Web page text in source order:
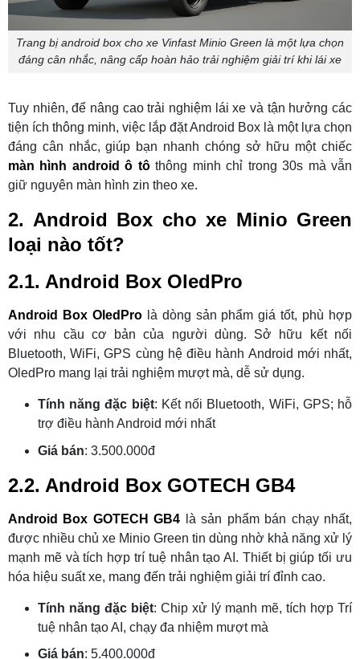
Trang bị android box cho xe Vinfast Minio Green là một lựa chọn
đáng cân nhắc, nâng cấp hoàn hảo trải nghiệm giải trí khi lái xe
Tuy nhiên, để nâng cao trải nghiệm lái xe và tận hưởng các
tiện ích thông minh, việc lắp đặt Android Box là một lựa chọn
đáng cân nhắc, giúp bạn nhanh chóng sở hữu một chiếc
màn hình android ô tôthông minh chỉ trong 30s mà vẫn
giữ nguyên màn hình zin theo xe.
2. Android Box cho xe Minio Green
loại nào tốt?
2.1. Android Box OledPro
Android Box OledProlà dòng sản phẩm giá tốt, phù hợp
với nhu cầu cơ bản của người dùng. Sở hữu kết nối
Bluetooth, WiFi, GPS cùng hệ điều hành Android mới nhất,
OledPro mang lại trải nghiệm mượt mà, dễ sử dụng.
Tính năng đặc biệt: Kết nối Bluetooth, WiFi, GPS; hỗ
trợ điều hành Android mới nhất
Giá bán: 3.500.000đ
2.2. Android Box GOTECH GB4
Android Box GOTECH GB4 là sản phẩm bán chạy nhất,
được nhiều chủ xe Minio Green tin dùng nhờ khả năng xử lý
mạnh mẽ và tích hợp trí tuệ nhân tạo AI. Thiết bị giúp tối ưu
hóa hiệu suất xe, mang đến trải nghiệm giải trí đỉnh cao.
Tính năng đặc biệt: Chip xử lý mạnh mẽ, tích hợp Trí
tuệ nhân tạo AI, chạy đa nhiệm mượt mà
Giá bán: 5.400.000đ